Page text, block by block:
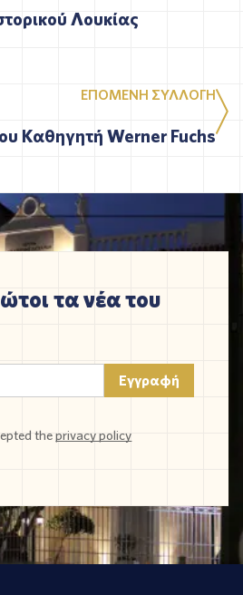
Λουκίας
ΕΠΟΜΕΝΗ ΣΥΛΛΟΓΗ
Καθηγητή Werner Fuchs
τα νέα του
theprivacy policy